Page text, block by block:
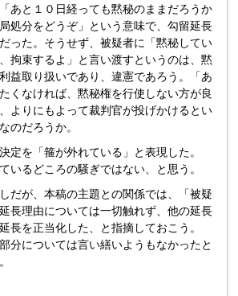
あと１０日経っても黙秘のままだろうか
処分をどうぞ」という意味で、勾留延長
った。そうせず、被疑者に「黙秘してい
拘束するよ」と言い渡すというのは、黙
益取り扱いであり、違憲であろう。「あ
くなければ、黙秘権を行使しない方が良
よりにもよって裁判官が投げかけるとい
のだろうか。
定を「箍が外れている」と表現した。
いるどころの騒ぎではない、と思う。
だが、本稿の主題との関係では、「被疑
長理由については一切触れず、他の延長
長を正当化した、と指摘しておこう。
分については言い繕いようもなかったと